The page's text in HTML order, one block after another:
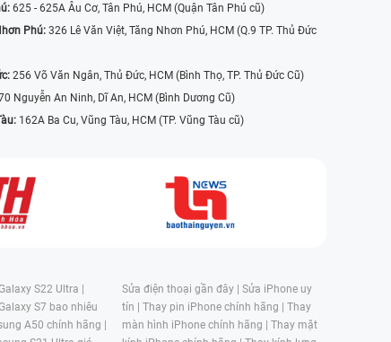
625 - 625A Âu Cơ, Tân Phú, HCM (Quận Tân Phú cũ)
Phú: 326 Lê Văn Việt, Tăng Nhơn Phú, HCM (Q.9 TP. Thủ Đức
256 Võ Văn Ngân, Thủ Đức, HCM (Bình Thọ, TP. Thủ Đức Cũ)
Nguyễn An Ninh, Dĩ An, HCM (Bình Dương Cũ)
162A Ba Cu, Vũng Tàu, HCM (TP. Vũng Tàu cũ)
S22 Ultra |
S7 bao nhiêu
A50 chính hãng |
Sửa điện thoại gần đây | Sửa iPhone uy
tín | Thay pin iPhone chính hãng | Thay
màn hình iPhone chính hãng | Thay mặt